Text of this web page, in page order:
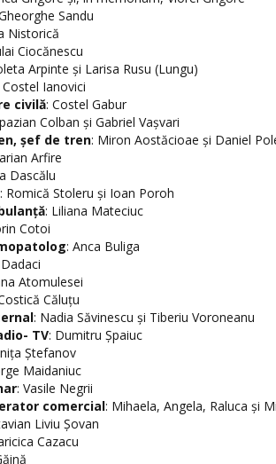
Sandu
Nistorică
Ciocănescu
Arpinte şi Larisa Rusu (Lungu)
Costel Ianovici
civilă: Costel Gabur
Colban şi Gabriel Vaşvari
şef de tren: Miron Aostăcioae şi Daniel
Arfire
Dascălu
: Romică Stoleru şi Ioan Poroh
: Liliana Mateciuc
Cotoi
: Anca Buliga
Atomulesei
Căluţu
: Nadia Săvinescu şi Tiberiu Voroneanu
TV: Dumitru Şpaiuc
Ştefanov
Maidaniuc
: Vasile Negrii
comercial: Mihaela, Angela, Raluca şi
Liviu Şovan
Cazacu